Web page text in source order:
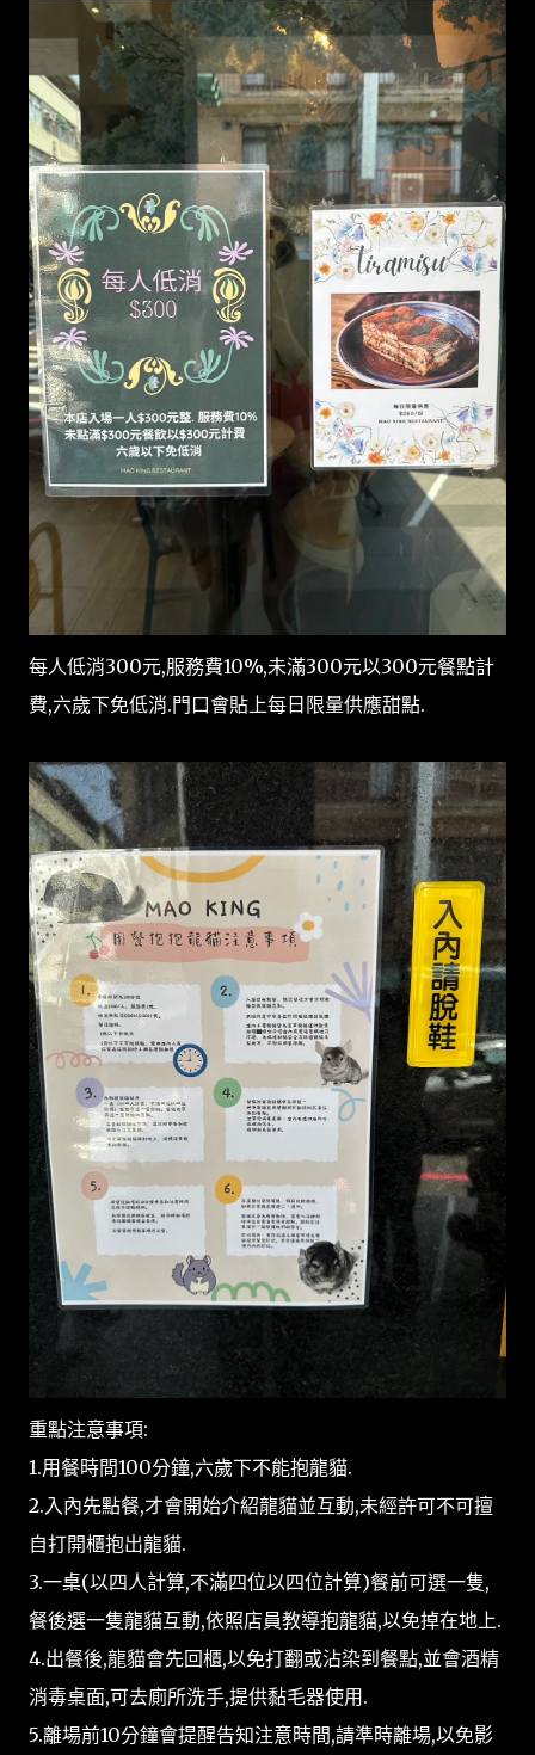
每人低消300元,服務費10%,未滿300元以300元餐點計
費,六歲下免低消.門口會貼上每日限量供應甜點.
重點注意事項:
1.用餐時間100分鐘,六歲下不能抱龍貓.
2.入內先點餐,才會開始介紹龍貓並互動,未經許可不可擅
自打開櫃抱出龍貓.
3.一桌(以四人計算,不滿四位以四位計算)餐前可選一隻,
餐後選一隻龍貓互動,依照店員教導抱龍貓,以免掉在地上.
4.出餐後,龍貓會先回櫃,以免打翻或沾染到餐點,並會酒精
消毒桌面,可去廁所洗手,提供黏毛器使用.
5.離場前10分鐘會提醒告知注意時間,請準時離場,以免影